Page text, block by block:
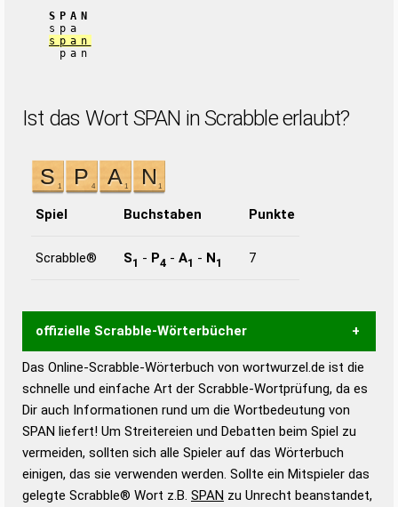
SPAN
spa
span
pan
Ist das Wort SPAN in Scrabble erlaubt?
Spiel Buchstaben Punkte
Scrabble® S1 - P4 - A1 - N1 7
offizielle Scrabble-Wörterbücher
Wortwurzel liefert mit Hilfe eines semantischen
Wortanalyse-Algorithmus gute Anhaltspunkte zu
Wortbedeutung, Worttrennung und Wortform, um die
Gültigkeit eines Wortes für das Scrabble-Spiel zu
bestimmen!
zugelassene Turnier Scrabble-
Wörterbücher sind:
Das Online-Scrabble-Wörterbuch von wortwurzel.de ist die
schnelle und einfache Art der Scrabble-Wortprüfung, da es
Dir auch Informationen rund um die Wortbedeutung von
SPAN liefert! Um Streitereien und Debatten beim Spiel zu
vermeiden, sollten sich alle Spieler auf das Wörterbuch
einigen, das sie verwenden werden. Sollte ein Mitspieler das
gelegte Scrabble® Wort z.B. SPAN zu Unrecht beanstandet,